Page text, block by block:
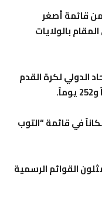
قائمة أصغر
بالولايات
الدولي لكرة القدم
في قائمة “التوب
من بين 1248 لاعباً يمثلون القوائم الرسمية